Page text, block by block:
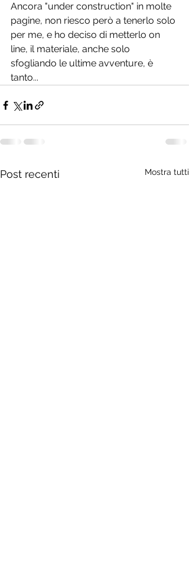
Ancora "under construction" in molte
pagine, non riesco però a tenerlo solo
per me, e ho deciso di metterlo on
line, il materiale, anche solo
sfogliando le ultime avventure, è
tanto...
Post recenti Mostra tutti